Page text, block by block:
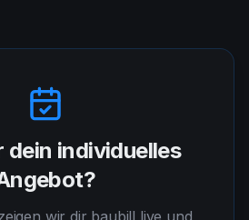
dein individuelles
wir dir baubill live und